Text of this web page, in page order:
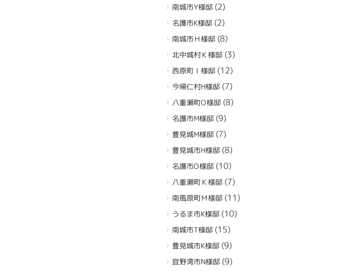
南城市Y様邸(2)
名護市K様邸(2)
南城市Ｈ様邸(8)
北中城村Ｋ様邸(3)
西原町Ｉ様邸(12)
今帰仁村H様邸(7)
八重瀬町O様邸(8)
名護市M様邸(9)
豊見城M様邸(7)
豊見城市H様邸(8)
名護市O様邸(10)
八重瀬町Ｋ様邸(7)
南風原町Ｍ様邸(11)
うるま市K様邸(10)
南城市T様邸(15)
豊見城市K様邸(9)
宜野湾市N様邸(9)